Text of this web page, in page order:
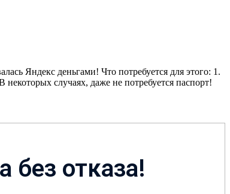
Яндекс деньгами! Что потребуется для этого: 1.
случаях, даже не потребуется паспорт!
без отказа!